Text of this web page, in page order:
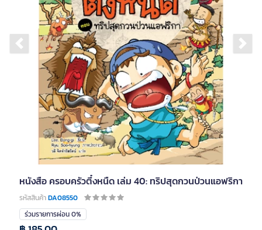
Previous slide
หนังสือ ครอบครัวตึ๋งหนืด เล่ม 40: ทริปสุดกวนป่วนแอฟริกา
รหัสสินค้าDA08550
ร่วมรายการผ่อน 0%